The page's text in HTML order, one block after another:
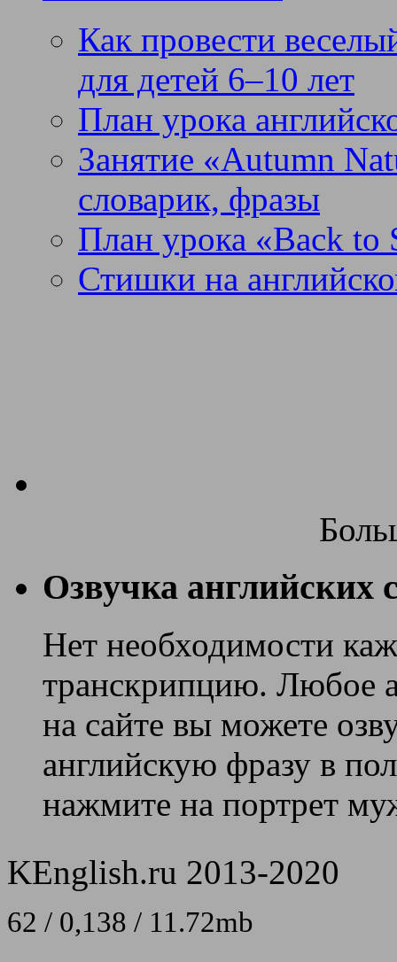
Как провести
для детей 6–10 лет
План урока
Занятие «Autumn
словарик, фразы
План урока «Back to
Стишки на
Озвучка английских
Нет необходимости
транскрипцию. Любое
на сайте вы можете
английскую фразу в
нажмите на портрет
KEnglish.ru 2013-2020
62 / 0,138 / 11.72mb